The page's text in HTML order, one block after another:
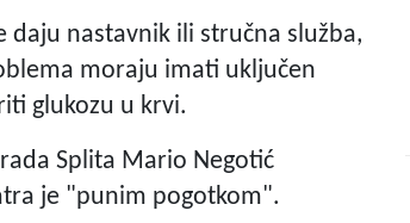
nastavnik ili stručna služba,
moraju imati uključen
glukozu u krvi.
Splita Mario Negotić
je "punim pogotkom".